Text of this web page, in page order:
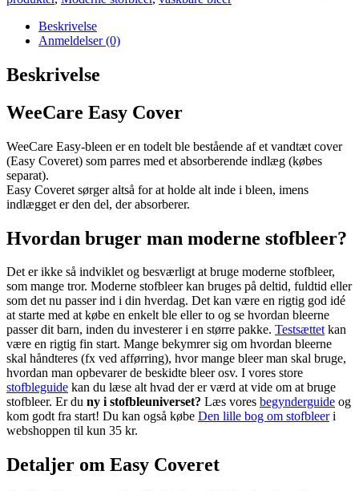
-
Rose
antal
Beskrivelse
Anmeldelser (0)
Beskrivelse
WeeCare Easy Cover
WeeCare Easy-bleen er en todelt ble bestående af et vandtæt cover
(Easy Coveret) som parres med et absorberende indlæg (købes
separat).
Easy Coveret sørger altså for at holde alt inde i bleen, imens
indlægget er den del, der absorberer.
Hvordan bruger man moderne stofbleer?
Det er ikke så indviklet og besværligt at bruge moderne stofbleer,
som mange tror. Moderne stofbleer kan bruges på deltid, fuldtid eller
som det nu passer ind i din hverdag. Det kan være en rigtig god idé
at starte med at købe en enkelt ble eller to og se hvordan bleerne
passer dit barn, inden du investerer i en større pakke. Testsættetkan
være en rigtig fin start. Mange bekymrer sig om hvordan bleerne
skal håndteres (fx ved afførring), hvor mange bleer man skal bruge,
hvordan man opbevarer de beskidte bleer osv. I vores store
stofbleguide kan du læse alt hvad der er værd at vide om at bruge
stofbleer. Er du ny i stofbleuniverset? Læs vores begynderguide og
kom godt fra start! Du kan også købe Den lille bog om stofbleeri
webshoppen til kun 35 kr.
Detaljer om Easy Coveret